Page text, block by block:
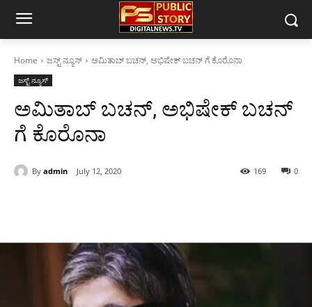
Home ಜಸ್ಟ್ ನ್ಯೂಸ್ ಅಮಿತಾಬ್ ಬಚನ್, ಅಭಿಷೇಕ್ ಬಚನ್ ಗೆ ಕೊರೊನಾ
ಜಸ್ಟ್ ನ್ಯೂಸ್
ಅಮಿತಾಬ್ ಬಚನ್, ಅಭಿಷೇಕ್ ಬಚನ್
ಗೆ ಕೊರೊನಾ
By admin July 12, 2020 0
169